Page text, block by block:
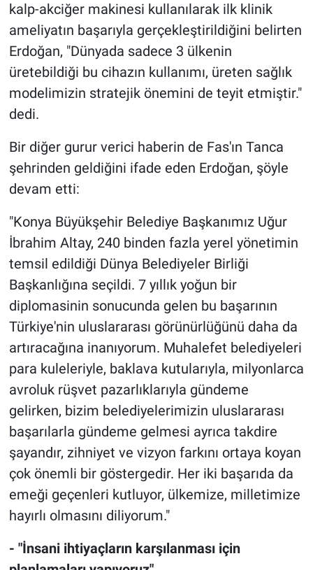
kalp-akciğer makinesi kullanılarak ilk klinik
ameliyatın başarıyla gerçekleştirildiğini belirten
Erdoğan, "Dünyada sadece 3 ülkenin
üretebildiği bu cihazın kullanımı, üreten sağlık
modelimizin stratejik önemini de teyit etmiştir."
dedi.
Bir diğer gurur verici haberin de Fas'ın Tanca
şehrinden geldiğini ifade eden Erdoğan, şöyle
devam etti:
"Konya Büyükşehir Belediye Başkanımız Uğur
İbrahim Altay, 240 binden fazla yerel yönetimin
temsil edildiği Dünya Belediyeler Birliği
Başkanlığına seçildi. 7 yıllık yoğun bir
diplomasinin sonucunda gelen bu başarının
Türkiye'nin uluslararası görünürlüğünü daha da
artıracağına inanıyorum. Muhalefet belediyeleri
para kuleleriyle, baklava kutularıyla, milyonlarca
avroluk rüşvet pazarlıklarıyla gündeme
gelirken, bizim belediyelerimizin uluslararası
başarılarla gündeme gelmesi ayrıca takdire
şayandır, zihniyet ve vizyon farkını ortaya koyan
çok önemli bir göstergedir. Her iki başarıda da
emeği geçenleri kutluyor, ülkemize, milletimize
hayırlı olmasını diliyorum."
- "İnsani ihtiyaçların karşılanması için